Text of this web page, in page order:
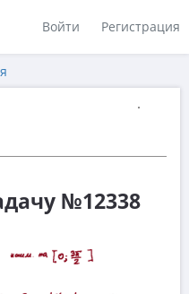
Войти Регистрация
№12338